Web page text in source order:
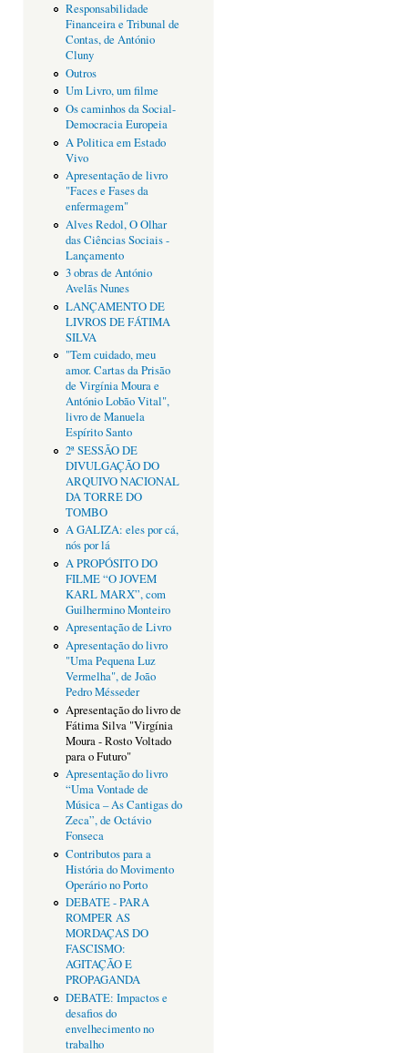
Responsabilidade
Financeira e Tribunal de
Contas, de António
Cluny
Outros
Um Livro, um filme
Os caminhos da Social-
Democracia Europeia
A Politica em Estado
Vivo
Apresentação de livro
"Faces e Fases da
enfermagem"
Alves Redol, O Olhar
das Ciências Sociais -
Lançamento
3 obras de António
Avelãs Nunes
LANÇAMENTO DE
LIVROS DE FÁTIMA
SILVA
"Tem cuidado, meu
amor. Cartas da Prisão
de Virgínia Moura e
António Lobão Vital",
livro de Manuela
Espírito Santo
2ª SESSÃO DE
DIVULGAÇÃO DO
ARQUIVO NACIONAL
DA TORRE DO
TOMBO
A GALIZA: eles por cá,
nós por lá
A PROPÓSITO DO
FILME “O JOVEM
KARL MARX”, com
Guilhermino Monteiro
Apresentação de Livro
Apresentação do livro
"Uma Pequena Luz
Vermelha", de João
Pedro Mésseder
Apresentação do livro de
Fátima Silva "Virgínia
Moura - Rosto Voltado
para o Futuro"
Apresentação do livro
“Uma Vontade de
Música – As Cantigas do
Zeca”, de Octávio
Fonseca
Contributos para a
História do Movimento
Operário no Porto
DEBATE - PARA
ROMPER AS
MORDAÇAS DO
FASCISMO:
AGITAÇÃO E
PROPAGANDA
DEBATE: Impactos e
desafios do
envelhecimento no
trabalho